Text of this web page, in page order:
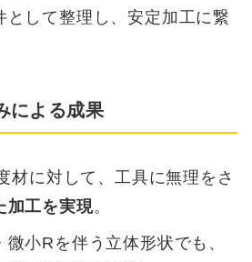
として整理し、安定加工に繋
による成果
材に対して、工具に無理をさ
加工を実現。
小Rを伴う立体形状でも、